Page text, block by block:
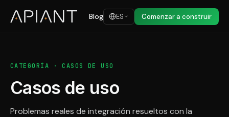
Blog ES Comenzar a construir
CATEGORÍA · CASOS DE USO
Casos de uso
Problemas reales de integración resueltos con la